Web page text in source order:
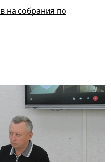
на собрания по